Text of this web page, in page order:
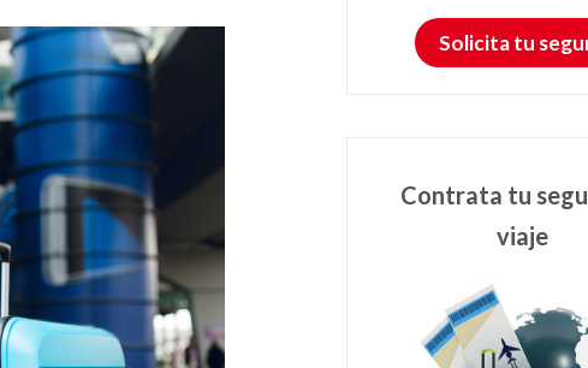
Solicita tu
Contrata tu
viaje